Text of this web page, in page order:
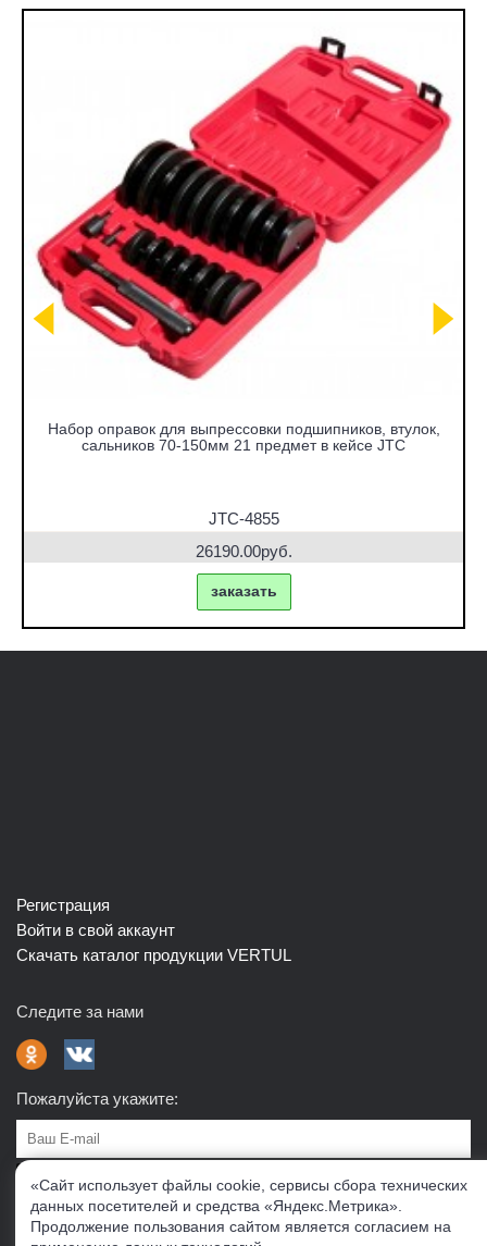
Набор оправок для выпрессовки подшипников, втулок,
сальников 70-150мм 21 предмет в кейсе JTC
JTC-4855
26190.00руб.
заказать
Регистрация
Войти в свой аккаунт
Скачать каталог продукции VERTUL
Следите за нами
Пожалуйста укажите:
Подписаться
«Сайт использует файлы cookie, сервисы сбора технических
данных посетителей и средства «Яндекс.Метрика».
Продолжение пользования сайтом является согласием на